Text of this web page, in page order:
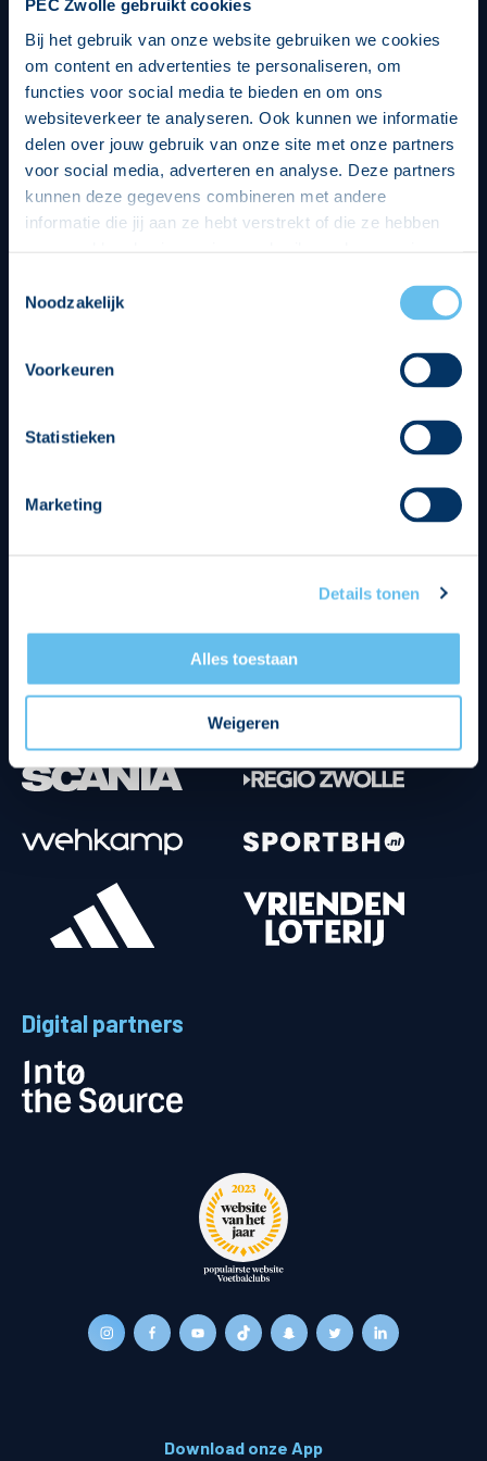
PEC Zwolle gebruikt cookies
Bij het gebruik van onze website gebruiken we cookies
om content en advertenties te personaliseren, om
functies voor social media te bieden en om ons
websiteverkeer te analyseren. Ook kunnen we informatie
delen over jouw gebruik van onze site met onze partners
voor social media, adverteren en analyse. Deze partners
kunnen deze gegevens combineren met andere
informatie die jij aan ze hebt verstrekt of die ze hebben
op een veilige en integere wijze. Je kunt je toestemming
beheren op de privacy- en cookieverklaring pagina.
Noodzakelijk
Voorkeuren
Statistieken
Marketing
Details tonen
Alles toestaan
Weigeren
Digital partners
Download onze App